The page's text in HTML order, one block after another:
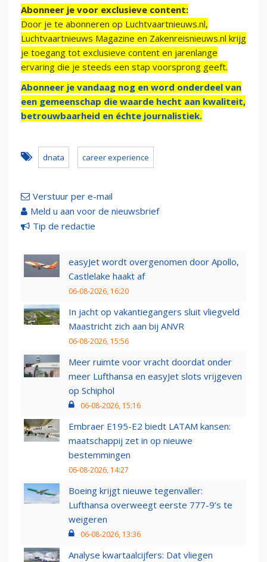
Abonneer je voor exclusieve content:
Door je te abonneren op Luchtvaartnieuws.nl,
Luchtvaartnieuws Magazine en Zakenreisnieuws.nl krijg
je toegang tot exclusieve content en jarenlange
ervaring die je steeds een stap voorsprong geeft.
Abonneer je vandaag nog en word onderdeel van
een gemeenschap die waarde hecht aan kwaliteit,
betrouwbaarheid en échte journalistiek.
dnata career experience
Verstuur per e-mail
Meld u aan voor de nieuwsbrief
Tip de redactie
easyJet wordt overgenomen door Apollo,
Castlelake haakt af
06-08-2026, 16:20
In jacht op vakantiegangers sluit vliegveld
Maastricht zich aan bij ANVR
06-08-2026, 15:56
Meer ruimte voor vracht doordat onder
meer Lufthansa en easyJet slots vrijgeven
op Schiphol
06-08-2026, 15:16
Embraer E195-E2 biedt LATAM kansen:
maatschappij zet in op nieuwe
bestemmingen
06-08-2026, 14:27
Boeing krijgt nieuwe tegenvaller:
Lufthansa overweegt eerste 777-9’s te
weigeren
06-08-2026, 13:36
Analyse kwartaalcijfers: Dat vliegen